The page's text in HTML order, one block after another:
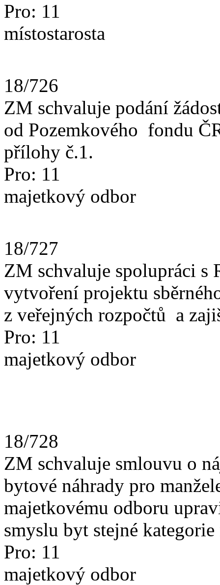
Pro:
místostarosta
18/726
ZM schvaluje podání
od Pozemkového fondu
přílohy č.1.
Pro:
majetkový odbor
18/727
ZM schvaluje spolupráci s
vytvoření projektu
z veřejných rozpočtů a
Pro:
majetkový odbor
18/728
ZM schvaluje smlouvu o
bytové náhrady pro
majetkovému odboru
smyslu byt stejné
Pro:
majetkový odbor